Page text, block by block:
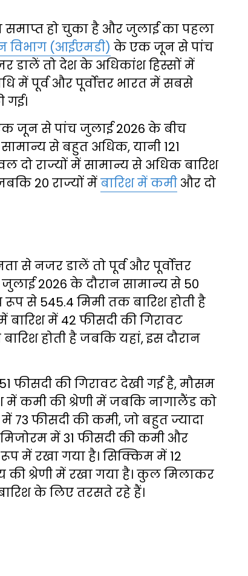
समाप्त हो चुका है और जुलाई का पहला
विभाग (आईएमडी) के एक जून से पांच
डालें तो देश के अधिकांश हिस्सों में
में पूर्व और पूर्वोत्तर भारत में सबसे
गई।
जून से पांच जुलाई 2026 के बीच
से बहुत अधिक, यानी 121
दो राज्यों में सामान्य से अधिक बारिश
जबकि 20 राज्यों मेंबारिश में कमी और दो
नजर डालें तो पूर्व और पूर्वोत्तर
2026 के दौरान सामान्य से 50
से 545.4 मिमी तक बारिश होती है
बारिश में 42 फीसदी की गिरावट
बारिश होती है जबकि यहां, इस दौरान
फीसदी की गिरावट देखी गई है, मौसम
में कमी की श्रेणी में जबकि नागालैंड को
73 फीसदी की कमी, जो बहुत ज्यादा
में 31 फीसदी की कमी और
में रखा गया है। सिक्किम में 12
की श्रेणी में रखा गया है। कुल मिलाकर
के लिए तरसते रहे हैं।